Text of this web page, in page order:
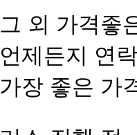
그 외 가격좋
언제든지
연
가장 좋은 가